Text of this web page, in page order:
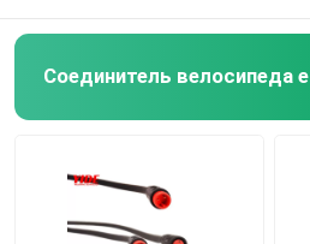
Соединитель велосипеда e